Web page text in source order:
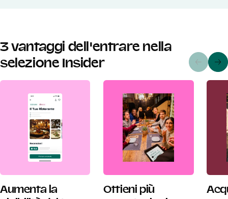
3 vantaggi dell'entrare nella
selezione Insider
Aumenta la
Ottieni più